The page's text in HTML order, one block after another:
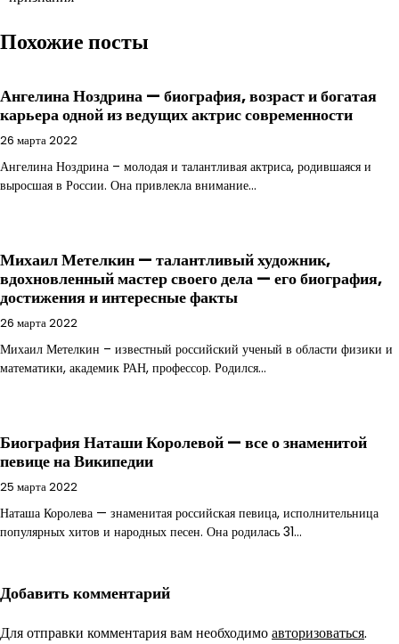
Похожие посты
Ангелина Ноздрина — биография, возраст и богатая
карьера одной из ведущих актрис современности
26 марта 2022
Ангелина Ноздрина – молодая и талантливая актриса, родившаяся и
выросшая в России. Она привлекла внимание…
Михаил Метелкин — талантливый художник,
вдохновленный мастер своего дела — его биография,
достижения и интересные факты
26 марта 2022
Михаил Метелкин – известный российский ученый в области физики и
математики, академик РАН, профессор. Родился…
Биография Наташи Королевой — все о знаменитой
певице на Википедии
25 марта 2022
Наташа Королева — знаменитая российская певица, исполнительница
популярных хитов и народных песен. Она родилась 31…
Добавить комментарий
Для отправки комментария вам необходимоавторизоваться.